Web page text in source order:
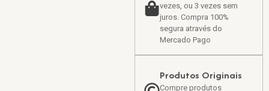
vezes, ou 3 vezes sem
juros. Compra 100%
segura através do
Mercado Pago
Produtos Originais
Compre produtos